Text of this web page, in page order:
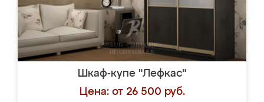
Шкаф-купе "Лефкас"
Цена: от 26 500 руб.